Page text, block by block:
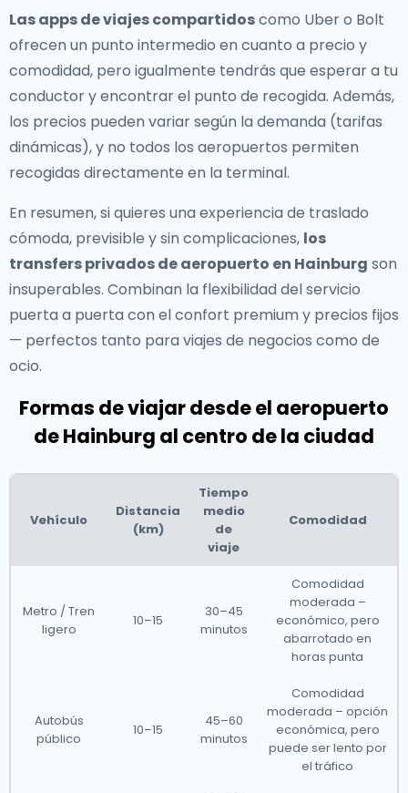
Las apps de viajes compartidoscomo Uber o Bolt
ofrecen un punto intermedio en cuanto a precio y
comodidad, pero igualmente tendrás que esperar a tu
conductor y encontrar el punto de recogida. Además,
los precios pueden variar según la demanda (tarifas
dinámicas), y no todos los aeropuertos permiten
recogidas directamente en la terminal.
En resumen, si quieres una experiencia de traslado
cómoda, previsible y sin complicaciones, los
transfers privados de aeropuerto en Hainburg son
insuperables. Combinan la flexibilidad del servicio
puerta a puerta con el confort premium y precios fijos
— perfectos tanto para viajes de negocios como de
ocio.
Formas de viajar desde el aeropuerto
de Hainburg al centro de la ciudad
Vehículo
Distancia
(km)
Tiempo
medio
de
viaje
Comodidad
Metro / Tren
ligero
10–15
30–45
minutos
Comodidad
moderada –
económico, pero
abarrotado en
horas punta
Autobús
público
10–15
45–60
minutos
Comodidad
moderada – opción
económica, pero
puede ser lento por
el tráfico